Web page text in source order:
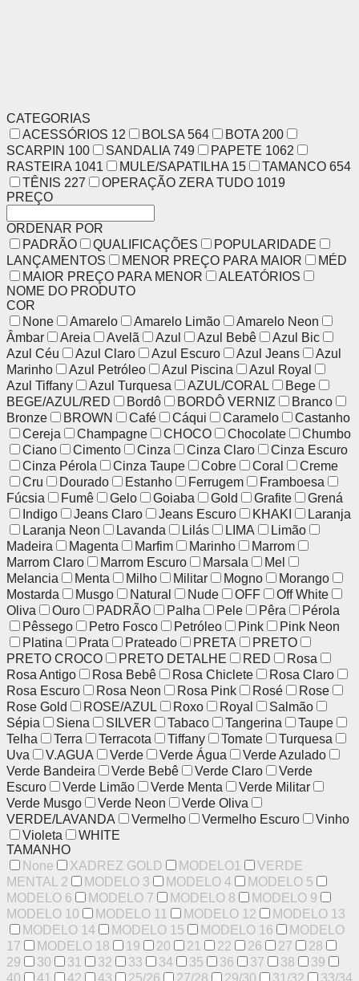
CATEGORIAS
ACESSÓRIOS 12 BOLSA 564 BOTA 200
SCARPIN 100 SANDALIA 749 PAPETE 1062
RASTEIRA 1041 MULE/SAPATILHA 15 TAMANCO 654
TÊNIS 227 OPERAÇÃO ZERA TUDO 1019
PREÇO
ORDENAR POR
PADRÃO
QUALIFICAÇÕES
POPULARIDADE
LANÇAMENTOS
MENOR PREÇO PARA MAIOR
MÉD
MAIOR PREÇO PARA MENOR
ALEATÓRIOS
NOME DO PRODUTO
COR
None
Amarelo Amarelo Limão
Amarelo Neon
Âmbar
Areia Avelã Azul Azul Bebê
Azul Bic
Azul Céu
Azul Claro Azul Escuro Azul Jeans
Azul
Marinho
Azul Petróleo Azul Piscina
Azul Royal
Azul Tiffany
Azul Turquesa AZUL/CORAL
Bege
BEGE/AZUL/RED
Bordô BORDÔ VERNIZ
Branco
Bronze
BROWN Café Cáqui Caramelo
Castanho
Cereja
Champagne CHOCO Chocolate
Chumbo
Ciano
Cimento Cinza Cinza Claro
Cinza Escuro
Cinza Pérola
Cinza Taupe Cobre Coral
Creme
Cru
Dourado Estanho Ferrugem
Framboesa
Fúcsia
Fumê Gelo Goiaba Gold Grafite
Grená
Indigo
Jeans Claro Jeans Escuro KHAKI
Laranja
Laranja Neon
Lavanda Lilás LIMA
Limão
Madeira
Magenta Marfim Marinho
Marrom
Marrom Claro
Marrom Escuro Marsala
Mel
Melancia
Menta Milho Militar Mogno
Morango
Mostarda
Musgo Natural Nude OFF
Off White
Oliva
Ouro PADRÃO Palha Pele Pêra
Pérola
Pêssego
Petro Fosco Petróleo Pink
Pink Neon
Platina
Prata Prateado PRETA
PRETO
PRETO CROCO
PRETO DETALHE RED
Rosa
Rosa Antigo
Rosa Bebê Rosa Chiclete
Rosa Claro
Rosa Escuro
Rosa Neon Rosa Pink Rosé
Rose
Rose Gold
ROSE/AZUL Roxo Royal
Salmão
Sépia
Siena SILVER Tabaco Tangerina
Taupe
Telha
Terra Terracota Tiffany Tomate
Turquesa
Uva
V.AGUA Verde Verde Água
Verde Azulado
Verde Bandeira
Verde Bebê Verde Claro
Verde
Escuro
Verde Limão Verde Menta
Verde Militar
Verde Musgo
Verde Neon
Verde Oliva
VERDE/LAVANDA
Vermelho Vermelho Escuro
Vinho
Violeta
WHITE
TAMANHO
None
XADREZ GOLD MODELO1
VERDE
MENTAL 2
MODELO 3 MODELO 4
MODELO 5
MODELO 6
MODELO 7 MODELO 8
MODELO 9
MODELO 10
MODELO 11 MODELO 12
MODELO 13
MODELO 14
MODELO 15 MODELO 16
MODELO
17
MODELO 18 19 20 21 22 26 27
28
29
30 31 32 33 34 35 36 37 38
39
40
41 42 43 25/26 27/28 29/30 31/32 33/34